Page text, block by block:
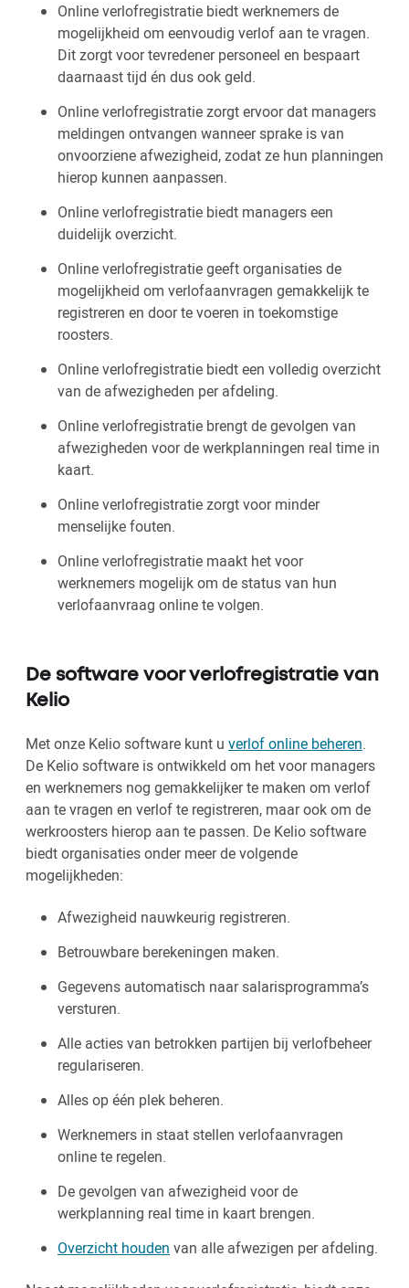
Online verlofregistratie biedt werknemers de
mogelijkheid om eenvoudig verlof aan te vragen.
Dit zorgt voor tevredener personeel en bespaart
daarnaast tijd én dus ook geld.
Online verlofregistratie zorgt ervoor dat managers
meldingen ontvangen wanneer sprake is van
onvoorziene afwezigheid, zodat ze hun planningen
hierop kunnen aanpassen.
Online verlofregistratie biedt managers een
duidelijk overzicht.
Online verlofregistratie geeft organisaties de
mogelijkheid om verlofaanvragen gemakkelijk te
registreren en door te voeren in toekomstige
roosters.
Online verlofregistratie biedt een volledig overzicht
van de afwezigheden per afdeling.
Online verlofregistratie brengt de gevolgen van
afwezigheden voor de werkplanningen real time in
kaart.
Online verlofregistratie zorgt voor minder
menselijke fouten.
Online verlofregistratie maakt het voor
werknemers mogelijk om de status van hun
verlofaanvraag online te volgen.
De software voor verlofregistratie van
Kelio
Met onze Kelio software kunt u verlof online beheren.
De Kelio software is ontwikkeld om het voor managers
en werknemers nog gemakkelijker te maken om verlof
aan te vragen en verlof te registreren, maar ook om de
werkroosters hierop aan te passen. De Kelio software
biedt organisaties onder meer de volgende
mogelijkheden:
Afwezigheid nauwkeurig registreren.
Betrouwbare berekeningen maken.
Gegevens automatisch naar salarisprogramma’s
versturen.
Alle acties van betrokken partijen bij verlofbeheer
regulariseren.
Alles op één plek beheren.
Werknemers in staat stellen verlofaanvragen
online te regelen.
De gevolgen van afwezigheid voor de
werkplanning real time in kaart brengen.
Overzicht houden van alle afwezigen per afdeling.